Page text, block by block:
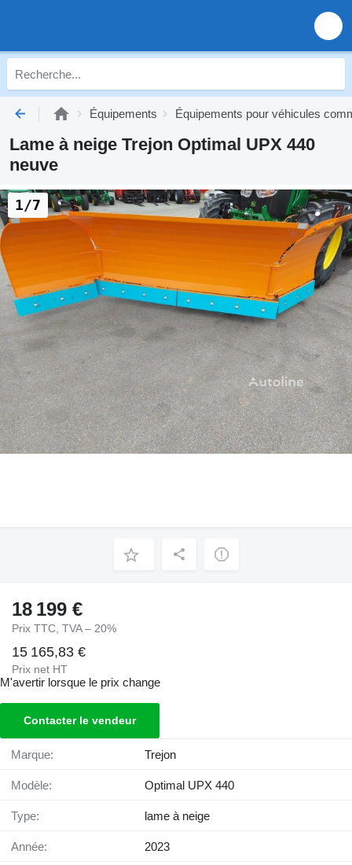
Équipements Équipements pour véhicules
Lame à neige Trejon Optimal UPX 440
neuve
1/7
18 199 €
Prix TTC, TVA – 20%
15 165,83 €
Prix net HT
M'avertir lorsque le prix change
Contacter le vendeur
Marque: Trejon
Modèle: Optimal UPX 440
Type: lame à neige
Année: 2023